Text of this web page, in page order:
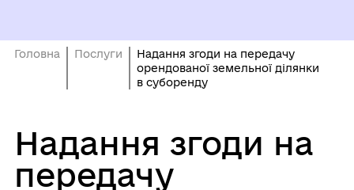
Головна Послуги
Надання згоди на передачу
орендованої земельної ділянки
в суборенду
Надання згоди на
передачу